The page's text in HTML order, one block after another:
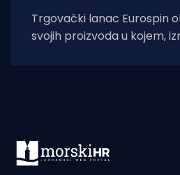
Trgovački lanac Eurospin
svojih proizvoda u kojem,